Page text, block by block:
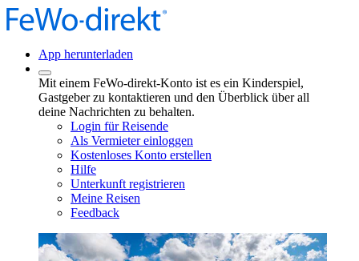
App herunterladen
Mit einem FeWo-direkt-Konto ist es ein Kinderspiel,
Gastgeber zu kontaktieren und den Überblick über all
deine Nachrichten zu behalten.
Login für Reisende
Als Vermieter einloggen
Kostenloses Konto erstellen
Hilfe
Unterkunft registrieren
Meine Reisen
Feedback